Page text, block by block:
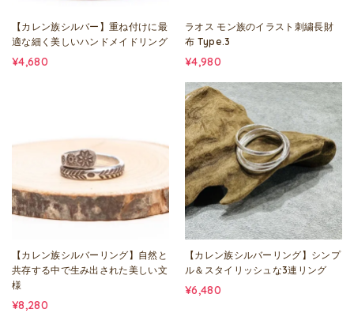
【カレン族シルバー】重ね付けに最
適な細く美しいハンドメイドリング
¥4,680
ラオス モン族のイラスト刺繍長財
布 Type.3
¥4,980
【カレン族シルバーリング】自然と
共存する中で生み出された美しい文
様
¥8,280
【カレン族シルバーリング】シンプ
ル＆スタイリッシュな3連リング
¥6,480